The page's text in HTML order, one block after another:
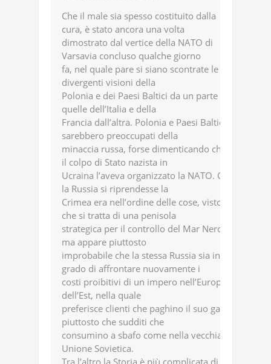
Che il male sia spesso costituito dalla
cura, è stato ancora una volta
dimostrato dal vertice della NATO di
Varsavia concluso qualche giorno
fa, nel quale pare si siano scontrate le
divergenti visioni della
Polonia e dei Paesi Baltici da un parte e
quelle dell’Italia e della
Francia dall’altra. Polonia e Paesi Baltici
sarebbero preoccupati della
minaccia russa, forse dimenticando che
il colpo di Stato nazista in
Ucraina l’aveva organizzato la NATO. Che
la Russia si riprendesse la
Crimea era nell’ordine delle cose, visto
che si tratta di una penisola
strategica per il controllo del Mar Nero;
ma appare piuttosto
improbabile che la stessa Russia sia in
grado di affrontare nuovamente i
costi proibitivi di un impero nell’Europa
dell’Est, nella quale
preferisce clienti che paghino il suo gas,
piuttosto che sudditi che
consumino a sbafo come nella vecchia
Unione Sovietica.
Tra l’altro la Storia è più complicata di